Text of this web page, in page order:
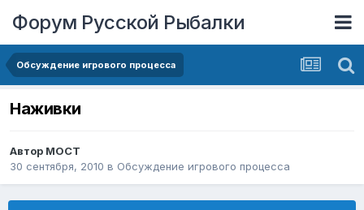
Форум Русской Рыбалки
Обсуждение игрового процесса
Наживки
Автор MOCT
30 сентября, 2010 в Обсуждение игрового процесса